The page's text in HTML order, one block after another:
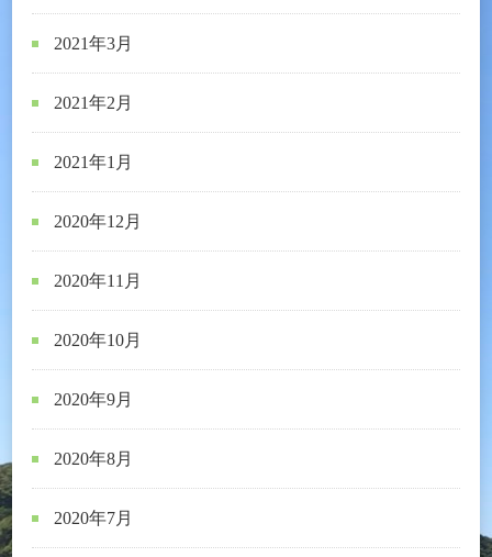
2021年3月
2021年2月
2021年1月
2020年12月
2020年11月
2020年10月
2020年9月
2020年8月
2020年7月